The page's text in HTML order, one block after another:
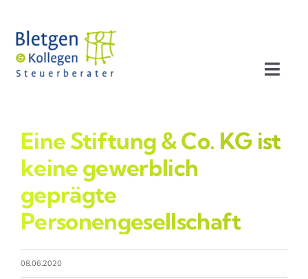
Inhalt
springen
Profil
Leistungen
Eine Stiftung & Co. KG ist
keine gewerblich
geprägte
Personengesellschaft
08.06.2020